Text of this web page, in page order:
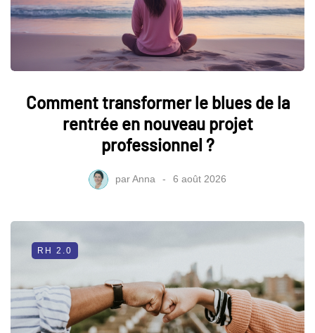
Comment transformer le blues de la
rentrée en nouveau projet
professionnel ?
parAnna 6 août 2026
RH 2.0